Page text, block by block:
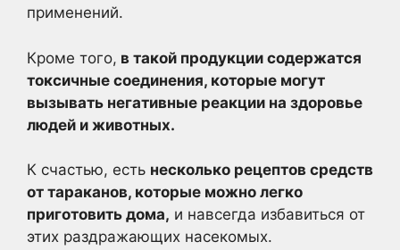
применений.
Кроме того, в такой продукции содержатся
токсичные соединения, которые могут
вызывать негативные реакции на здоровье
людей и животных.
К счастью, есть несколько рецептов средств
от тараканов, которые можно легко
приготовить дома, и навсегда избавиться от
этих раздражающих насекомых.